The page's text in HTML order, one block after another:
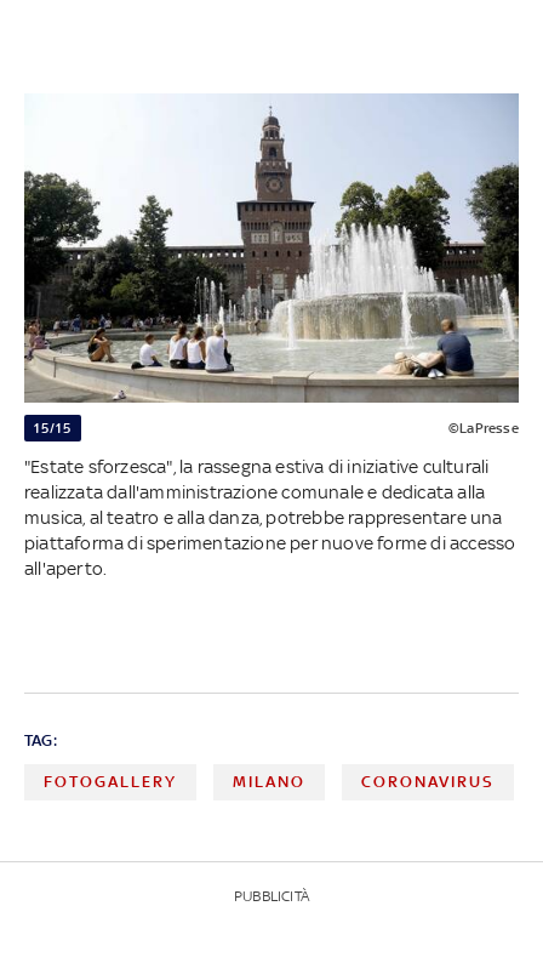
15/15 ©LaPresse
"Estate sforzesca", la rassegna estiva di iniziative culturali
realizzata dall'amministrazione comunale e dedicata alla
musica, al teatro e alla danza, potrebbe rappresentare una
piattaforma di sperimentazione per nuove forme di accesso
all'aperto.
TAG:
FOTOGALLERY MILANO CORONAVIRUS
PUBBLICITÀ